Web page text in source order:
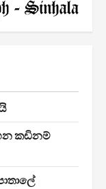
කඩිනම්